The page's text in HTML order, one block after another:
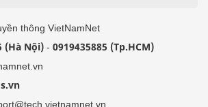
thông VietNamNet
(Hà Nội) - 0919435885 (Tp.HCM)